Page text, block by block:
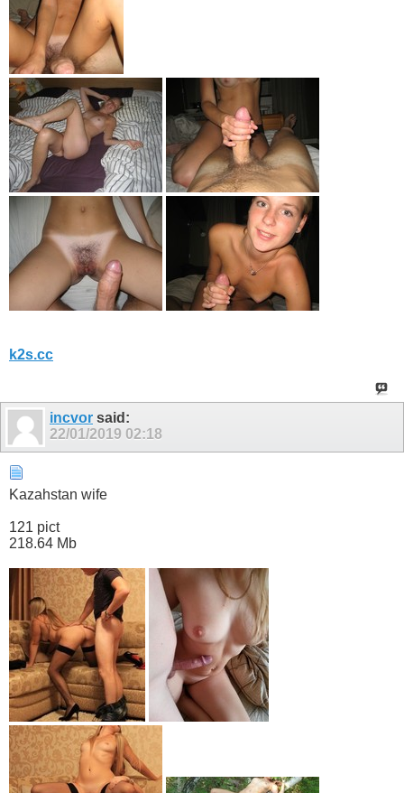
k2s.cc
incvor said:
22/01/2019 02:18
Kazahstan wife
121 pict
218.64 Mb